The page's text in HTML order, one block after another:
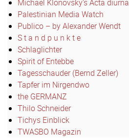
Michael Klonovsky's Acta diurna
Palestinian Media Watch
Publico – by Alexander Wendt
S t a n d p u n k t e
Schlaglichter
Spirit of Entebbe
Tagesschauder (Bernd Zeller)
Tapfer im Nirgendwo
the GERMANZ
Thilo Schneider
Tichys Einblick
TWASBO Magazin